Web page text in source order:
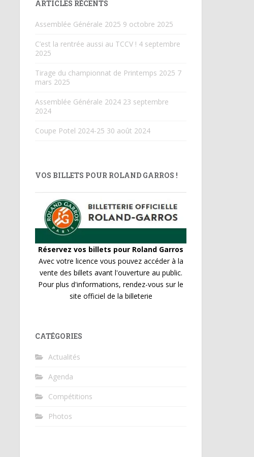
ARTICLES RÉCENTS
Assemblée Générale 2025 9 octobre 2025
C’est la rentrée aussi au TCCV ! 4 septembre
2025
Tirage du championnat de Printemps 2025 7
mars 2025
Assemblée Générale 2024 23 septembre
2024
Coupe Potel 2024-25 30 août 2024
VOS BILLETS POUR ROLAND GARROS !
Réservez vos billets pour Roland Garros
Avec votre licence vous pouvez accéder à la
vente des billets avant l'ouverture au public.
Pour plus d'informations, rendez-vous sur le
site officiel de la billeterie
CATÉGORIES
Actualités
Agenda
Compétitions
Photos